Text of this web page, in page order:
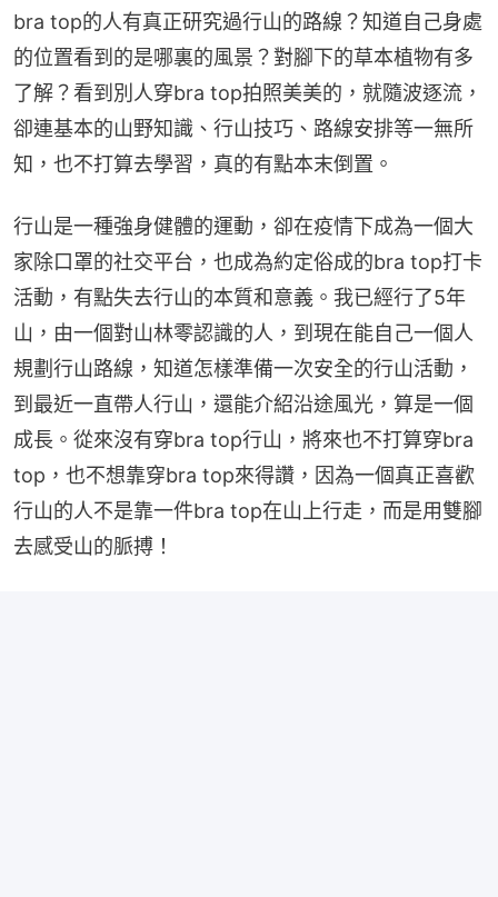
bra top的人有真正研究過行山的路線？知道自己身處
的位置看到的是哪裏的風景？對腳下的草本植物有多
了解？看到別人穿bra top拍照美美的，就隨波逐流，
卻連基本的山野知識、行山技巧、路線安排等一無所
知，也不打算去學習，真的有點本末倒置。
行山是一種強身健體的運動，卻在疫情下成為一個大
家除口罩的社交平台，也成為約定俗成的bra top打卡
活動，有點失去行山的本質和意義。我已經行了5年
山，由一個對山林零認識的人，到現在能自己一個人
規劃行山路線，知道怎樣準備一次安全的行山活動，
到最近一直帶人行山，還能介紹沿途風光，算是一個
成長。從來沒有穿bra top行山，將來也不打算穿bra
top，也不想靠穿bra top來得讚，因為一個真正喜歡
行山的人不是靠一件bra top在山上行走，而是用雙腳
去感受山的脈搏！